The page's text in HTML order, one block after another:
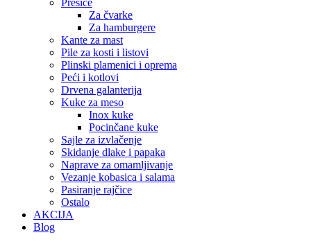
Prešice
Za čvarke
Za hamburgere
Kante za mast
Pile za kosti i listovi
Plinski plamenici i oprema
Peći i kotlovi
Drvena galanterija
Kuke za meso
Inox kuke
Pocinčane kuke
Sajle za izvlačenje
Skidanje dlake i papaka
Naprave za omamljivanje
Vezanje kobasica i salama
Pasiranje rajčice
Ostalo
AKCIJA
Blog